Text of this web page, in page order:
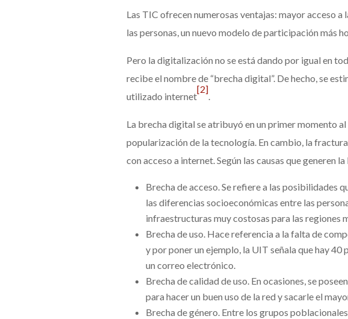
Las TIC ofrecen numerosas ventajas: mayor acceso
las personas, un nuevo modelo de participación más
Pero la digitalización no se está dando por igual en
recibe el nombre de “brecha digital”. De hecho, se
utilizado internet
[2]
.
La brecha digital se atribuyó en un primer momento
popularización de la tecnología. En cambio, la
con acceso a internet. Según las causas que generen
Brecha de acceso. Se refiere a las posibilidades
las diferencias socioeconómicas entre las
infraestructuras muy costosas para las regiones
Brecha de uso. Hace referencia a la falta de
y por poner un ejemplo, la UIT señala que hay 40
un correo electrónico.
Brecha de calidad de uso. En ocasiones, se
para hacer un buen uso de la red y sacarle el
Brecha de género. Entre los grupos